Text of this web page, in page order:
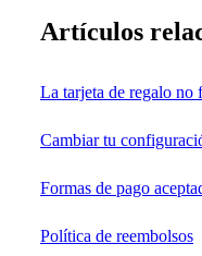
Artículos
La tarjeta de regalo no
Cambiar tu
Formas de pago
Política de reembolsos